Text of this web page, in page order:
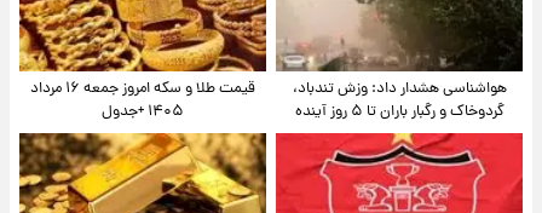
هواشناسی هشدار داد: وزش تندباد،
گردوخاک و رگبار باران تا ۵ روز آینده
قیمت طلا و سکه امروز جمعه ۱۶ مرداد
۱۴۰۵ +جدول